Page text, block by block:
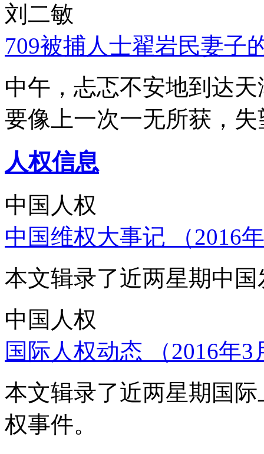
刘二敏
709被捕人士翟岩民妻子
中午，忐忑不安地到达
要像上一次一无所获，
人权信息
中国人权
中国维权大事记 （2016
本文辑录了近两星期中
中国人权
国际人权动态 （2016年
本文辑录了近两星期国
权事件。